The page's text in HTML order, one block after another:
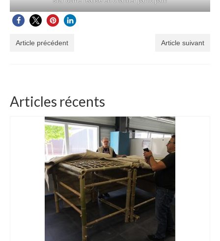
Espaces originaux design en bambou :
magnifique !
Décorations d’Evènements et mariages
Options sur-mesure en bambou
A Propos
Bambou Créations certifié Qualiopi : gage de
qualité
Actualité Bambou Créations
Partenaires bambou
Article précédent Article suivant
Articles récents